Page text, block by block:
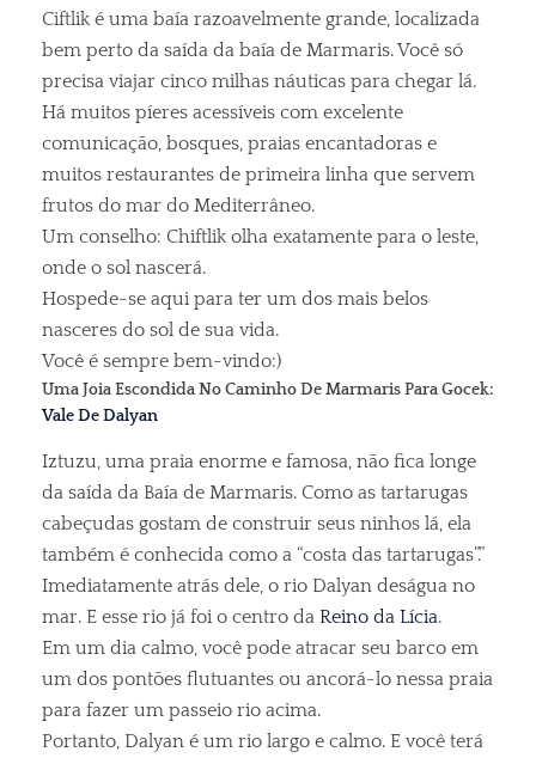
Ciftlik é uma baía razoavelmente grande, localizada
bem perto da saída da baía de Marmaris. Você só
precisa viajar cinco milhas náuticas para chegar lá.
Há muitos píeres acessíveis com excelente
comunicação, bosques, praias encantadoras e
muitos restaurantes de primeira linha que servem
frutos do mar do Mediterrâneo.
Um conselho: Chiftlik olha exatamente para o leste,
onde o sol nascerá.
Hospede-se aqui para ter um dos mais belos
nasceres do sol de sua vida.
Você é sempre bem-vindo:)
Uma Joia Escondida No Caminho De Marmaris Para Gocek:
Vale De Dalyan
Iztuzu, uma praia enorme e famosa, não fica longe
da saída da Baía de Marmaris. Como as tartarugas
cabeçudas gostam de construir seus ninhos lá, ela
também é conhecida como a “costa das tartarugas”.”
Imediatamente atrás dele, o rio Dalyan deságua no
mar. E esse rio já foi o centro da Reino da Lícia.
Em um dia calmo, você pode atracar seu barco em
um dos pontões flutuantes ou ancorá-lo nessa praia
para fazer um passeio rio acima.
Portanto, Dalyan é um rio largo e calmo. E você terá